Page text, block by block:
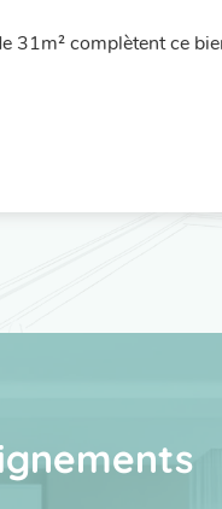
31m² complètent ce